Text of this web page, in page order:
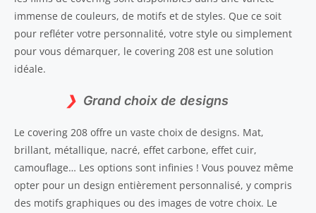
immense de couleurs, de motifs et de styles. Que ce soit
pour refléter votre personnalité, votre style ou simplement
pour vous démarquer, le covering 208 est une solution
idéale.
Grand choix de designs
Le covering 208 offre un vaste choix de designs. Mat,
brillant, métallique, nacré, effet carbone, effet cuir,
camouflage… Les options sont infinies ! Vous pouvez même
opter pour un design entièrement personnalisé, y compris
des motifs graphiques ou des images de votre choix. Le